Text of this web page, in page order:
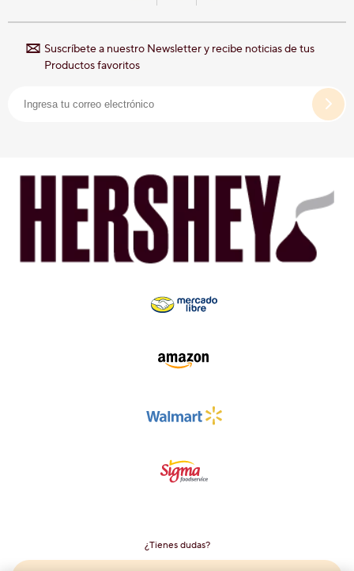
Suscríbete a nuestro Newsletter y recibe noticias de tus
Productos favoritos
¿Tienes dudas?